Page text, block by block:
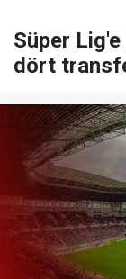
Süper
dört